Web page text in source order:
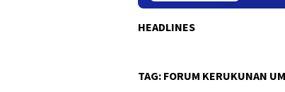
HEADLINES
TAG: FORUM KERUKUNAN